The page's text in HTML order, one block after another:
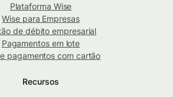
Plataforma Wise
Wise para Empresas
de débito empresarial
Pagamentos em lote
pagamentos com cartão
Recursos